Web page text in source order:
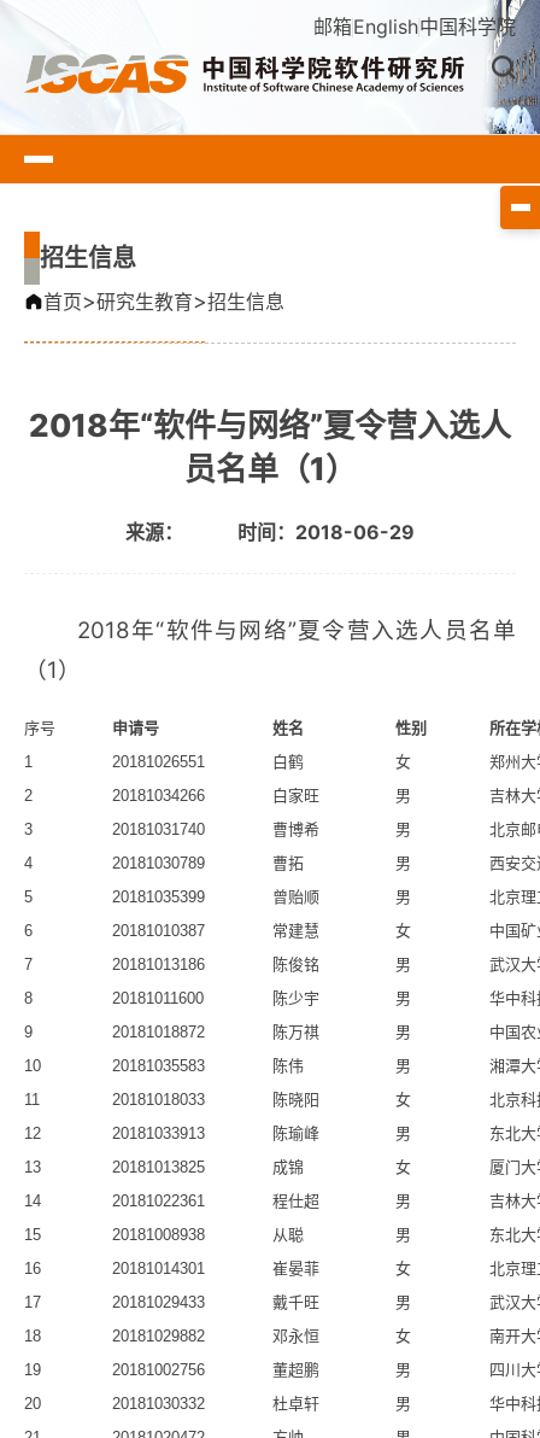
邮箱English中国科学院
招生信息
首页>研究生教育>招生信息
2018年“软件与网络”夏令营入选人
员名单（1）
来源： 时间：2018-06-29
2018年“软件与网络”夏令营入选人员名单
（1）
序号 申请号 姓名 性别
所在学
1
20181026551 白鹤 女
郑州大
2
20181034266 白家旺 男
吉林大
3
20181031740 曹博希 男
北京邮
4
20181030789 曹拓 男
西安交
5
20181035399 曾贻顺 男
北京理
6
20181010387 常建慧 女
中国
7
20181013186 陈俊铭 男
武汉大
8
20181011600 陈少宇 男
华中科
9
20181018872 陈万祺 男
中国
10
20181035583 陈伟 男
湘潭大
11
20181018033 陈晓阳 女
北京科
12
20181033913 陈瑜峰 男
东北大
13
20181013825 成锦 女
厦门大
14
20181022361 程仕超 男
吉林大
15
20181008938 从聪 男
东北大
16
20181014301 崔晏菲 女
北京理
17
20181029433 戴千旺 男
武汉大
18
20181029882 邓永恒 女
南开大
19
20181002756 董超鹏 男
四川大
20
20181030332 杜卓轩 男
华中科